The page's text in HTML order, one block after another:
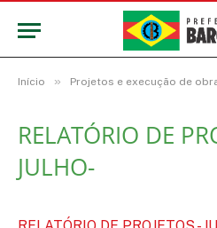
Início » Projetos e execução de
RELATÓRIO DE
JULHO-